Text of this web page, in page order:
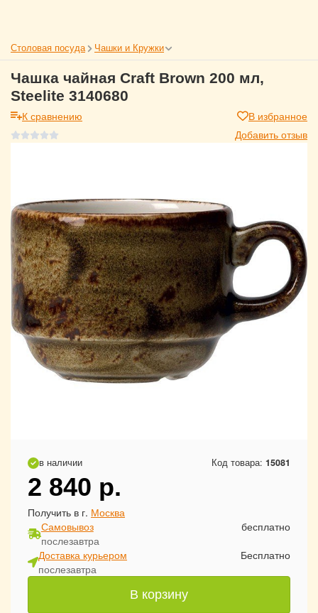
Столовая посуда Чашки и Кружки
Чашка чайная Craft Brown 200 мл,
Steelite 3140680
К сравнению
В избранное
Добавить отзыв
в наличии Код товара: 15081
2 840 р.
Получить в г. Москва
Самовывоз
послезавтра
бесплатно
Доставка курьером
послезавтра
Бесплатно
В корзину